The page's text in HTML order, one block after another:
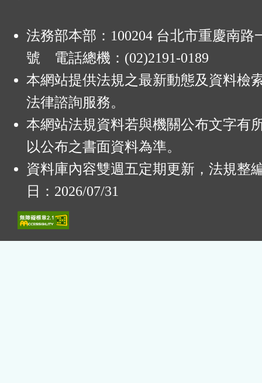
法務部本部：100204 台北市重慶南路
號 電話總機：(02)2191-0189
本網站提供法規之最新動態及資料檢
法律諮詢服務。
本網站法規資料若與機關公布文字有
以公布之書面資料為準。
資料庫內容雙週五定期更新，法規整
日：2026/07/31